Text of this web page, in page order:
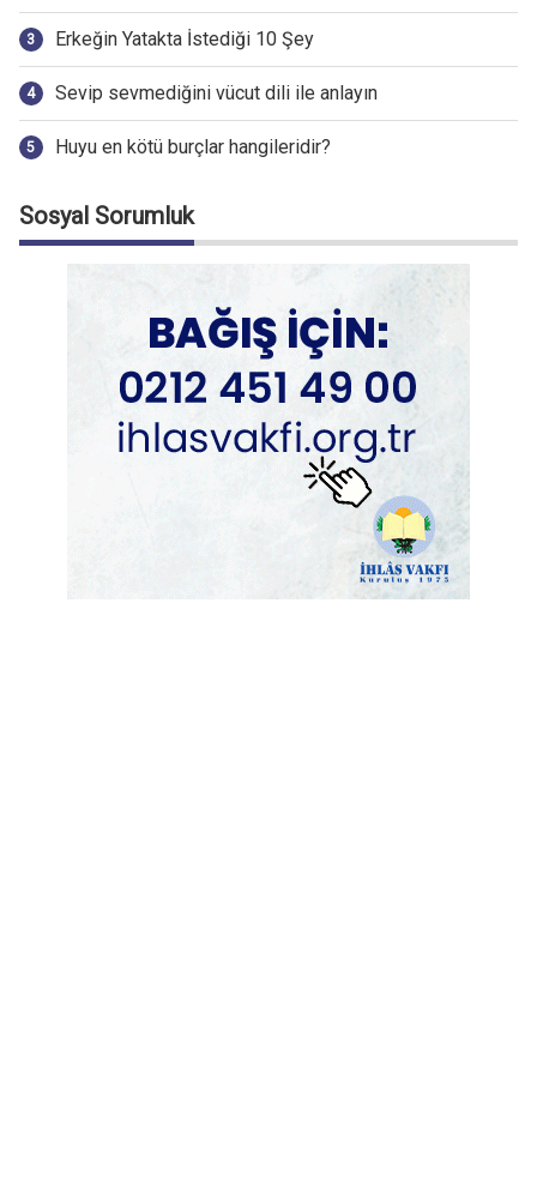
Erkeğin Yatakta İstediği 10 Şey
Sevip sevmediğini vücut dili ile anlayın
Huyu en kötü burçlar hangileridir?
Sosyal Sorumluk